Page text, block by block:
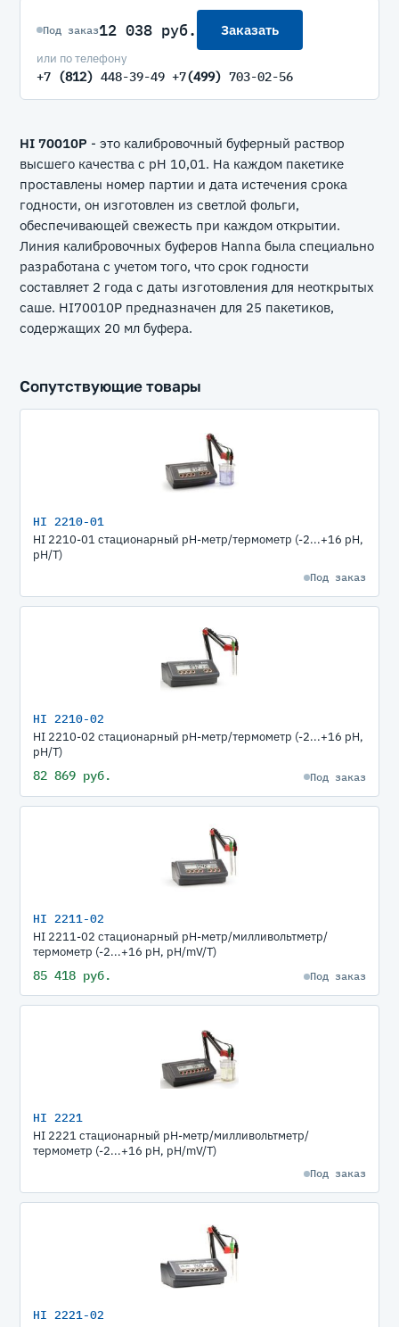
Под заказ12 038 руб. Заказать
или по телефону
+7 (812) 448-39-49 +7(499) 703-02-56
HI 70010P - это калибровочный буферный раствор
высшего качества с pH 10,01. На каждом пакетике
проставлены номер партии и дата истечения срока
годности, он изготовлен из светлой фольги,
обеспечивающей свежесть при каждом открытии.
Линия калибровочных буферов Hanna была специально
разработана с учетом того, что срок годности
составляет 2 года с даты изготовления для неоткрытых
саше. HI70010P предназначен для 25 пакетиков,
содержащих 20 мл буфера.
Сопутствующие товары
HI 2210-01
HI 2210-01 стационарный рН-метр/термометр (-2...+16 pH,
pH/T)
Под заказ
HI 2210-02
HI 2210-02 стационарный рН-метр/термометр (-2...+16 pH,
pH/T)
82 869 руб. Под заказ
HI 2211-02
HI 2211-02 стационарный рН-метр/милливольтметр/
термометр (-2...+16 pH, pH/mV/T)
85 418 руб. Под заказ
HI 2221
HI 2221 стационарный рН-метр/милливольтметр/
термометр (-2...+16 pH, pH/mV/T)
Под заказ
HI 2221-02